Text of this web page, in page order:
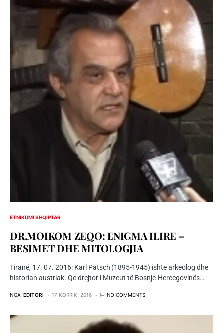
ETNIKUMI SHQIPTAR
DR.MOIKOM ZEQO: ENIGMA ILIRE –
BESIMET DHE MITOLOGJIA
Tiranë, 17. 07. 2016: Karl Patsch (1895-1945) ishte arkeolog dhe
historian austriak. Qe drejtor i Muzeut të Bosnje-Hercegovinës…
NGA EDITORI 17 KORRIK, 2016 NO COMMENTS